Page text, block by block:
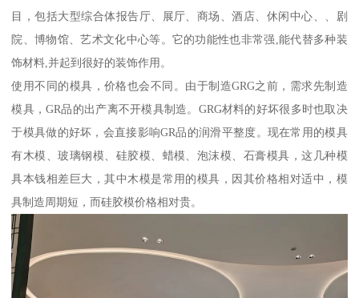
目，包括大型综合体报告厅、展厅、商场、酒店、休闲中心、、剧
院、博物馆、艺术文化中心等。它的功能性也非常强,能代替多种装
饰材料,并起到很好的装饰作用。
使用不同的模具，价格也会不同。由于制造GRG之前，需求先制造
模具，GR品的出产离不开模具制造。GRG材料的好坏很多时也取决
于模具做的好坏，会直接影响GR品的润滑平整度。现在常用的模具
有木模、玻璃钢模、硅胶模、蜡模、泡沫模、石膏模具，这几种模
具本钱相差巨大，其中木模是常用的模具，因其价格相对适中，模
具制造周期短，而硅胶模价格相对贵。